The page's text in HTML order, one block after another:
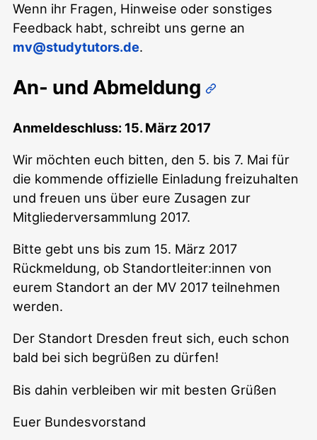
Wenn ihr Fragen, Hinweise oder sonstiges
Feedback habt, schreibt uns gerne an
mv@studytutors.de.
An- und Abmeldung
Anmeldeschluss: 15. März 2017
Wir möchten euch bitten, den 5. bis 7. Mai für
die kommende offizielle Einladung freizuhalten
und freuen uns über eure Zusagen zur
Mitgliederversammlung 2017.
Bitte gebt uns bis zum 15. März 2017
Rückmeldung, ob Standortleiter:innen von
eurem Standort an der MV 2017 teilnehmen
werden.
Der Standort Dresden freut sich, euch schon
bald bei sich begrüßen zu dürfen!
Bis dahin verbleiben wir mit besten Grüßen
Euer Bundesvorstand